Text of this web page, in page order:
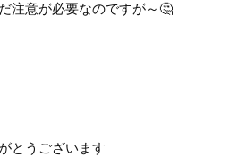
注意が必要なのですが～🤔
とうございます